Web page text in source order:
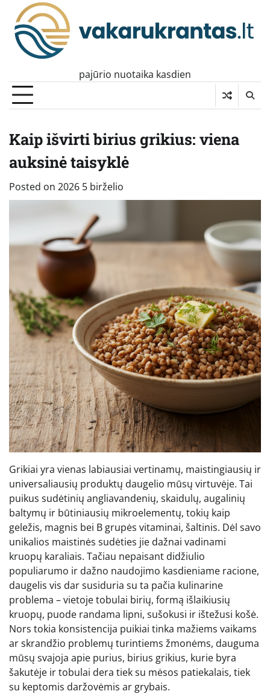
content
pajūrio nuotaika kasdien
Kaip išvirti birius grikius: viena
auksinė taisyklė
Posted on 2026 5 birželio
Grikiai yra vienas labiausiai vertinamų, maistingiausių ir
universaliausių produktų daugelio mūsų virtuvėje. Tai
puikus sudėtinių angliavandenių, skaidulų, augalinių
baltymų ir būtiniausių mikroelementų, tokių kaip
geležis, magnis bei B grupės vitaminai, šaltinis. Dėl savo
unikalios maistinės sudėties jie dažnai vadinami
kruopų karaliais. Tačiau nepaisant didžiulio
populiarumo ir dažno naudojimo kasdieniame racione,
daugelis vis dar susiduria su ta pačia kulinarine
problema – vietoje tobulai birių, formą išlaikiusių
kruopų, puode randama lipni, sušokusi ir ištežusi košė.
Nors tokia konsistencija puikiai tinka mažiems vaikams
ar skrandžio problemų turintiems žmonėms, dauguma
mūsų svajoja apie purius, birius grikius, kurie byra
šakutėje ir tobulai dera tiek su mėsos patiekalais, tiek
su keptomis daržovėmis ar grybais.